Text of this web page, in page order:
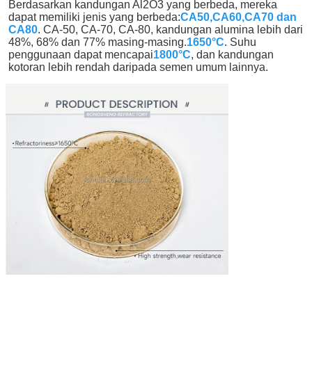
Berdasarkan kandungan Al2O3 yang berbeda, mereka
dapat memiliki jenis yang berbeda:CA50,CA60,CA70 dan
CA80. CA-50, CA-70, CA-80, kandungan alumina lebih dari
48%, 68% dan 77% masing-masing.1650°C. Suhu
penggunaan dapat mencapai1800°C, dan kandungan
kotoran lebih rendah daripada semen umum lainnya.